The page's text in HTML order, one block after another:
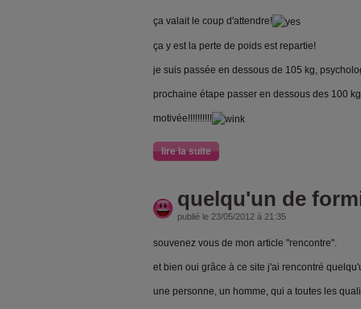
ça valait le coup d'attendre!
ça y est la perte de poids est repartie!
je suis passée en dessous de 105 kg,
prochaine étape passer en dessous des 100
motivée!!!!!!!!!!
lire la suite
quelqu'un de
publié le 23/05/2012 à 21:35
souvenez vous de mon article "rencontre".
et bien oui grâce à ce site j'ai rencontré
une personne, un homme, qui a toutes les